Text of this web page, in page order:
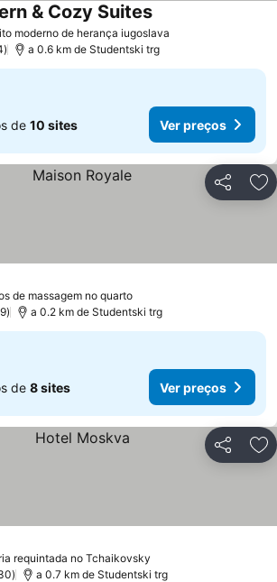
moderno de herança iugoslava
& Cozy SuitesVer preços
a 0.6 km de Studentski trg
de 10 sites Ver preços
Partilhar
de massagem no quartoVer preços
a 0.2 km de Studentski trg
de 8 sites Ver preços
Partilhar
requintada no Tchaikovsky
a 0.7 km de Studentski trg